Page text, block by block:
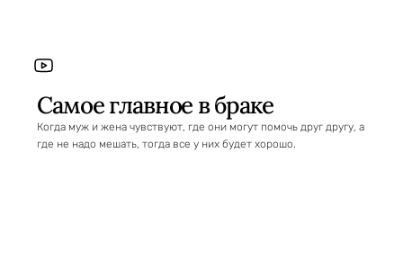
Самое главное в браке
Когда муж и жена чувствуют, где они могут помочь друг другу, а
где не надо мешать, тогда все у них будет хорошо.